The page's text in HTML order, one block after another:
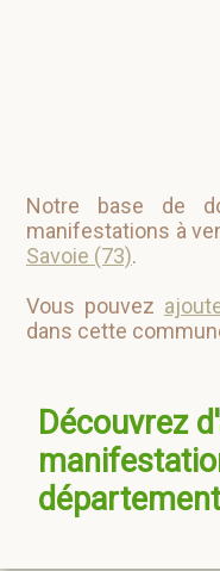
Notre base de
manifestations à
Savoie (73).
Vous pouvez
dans cette
Découvrez
département